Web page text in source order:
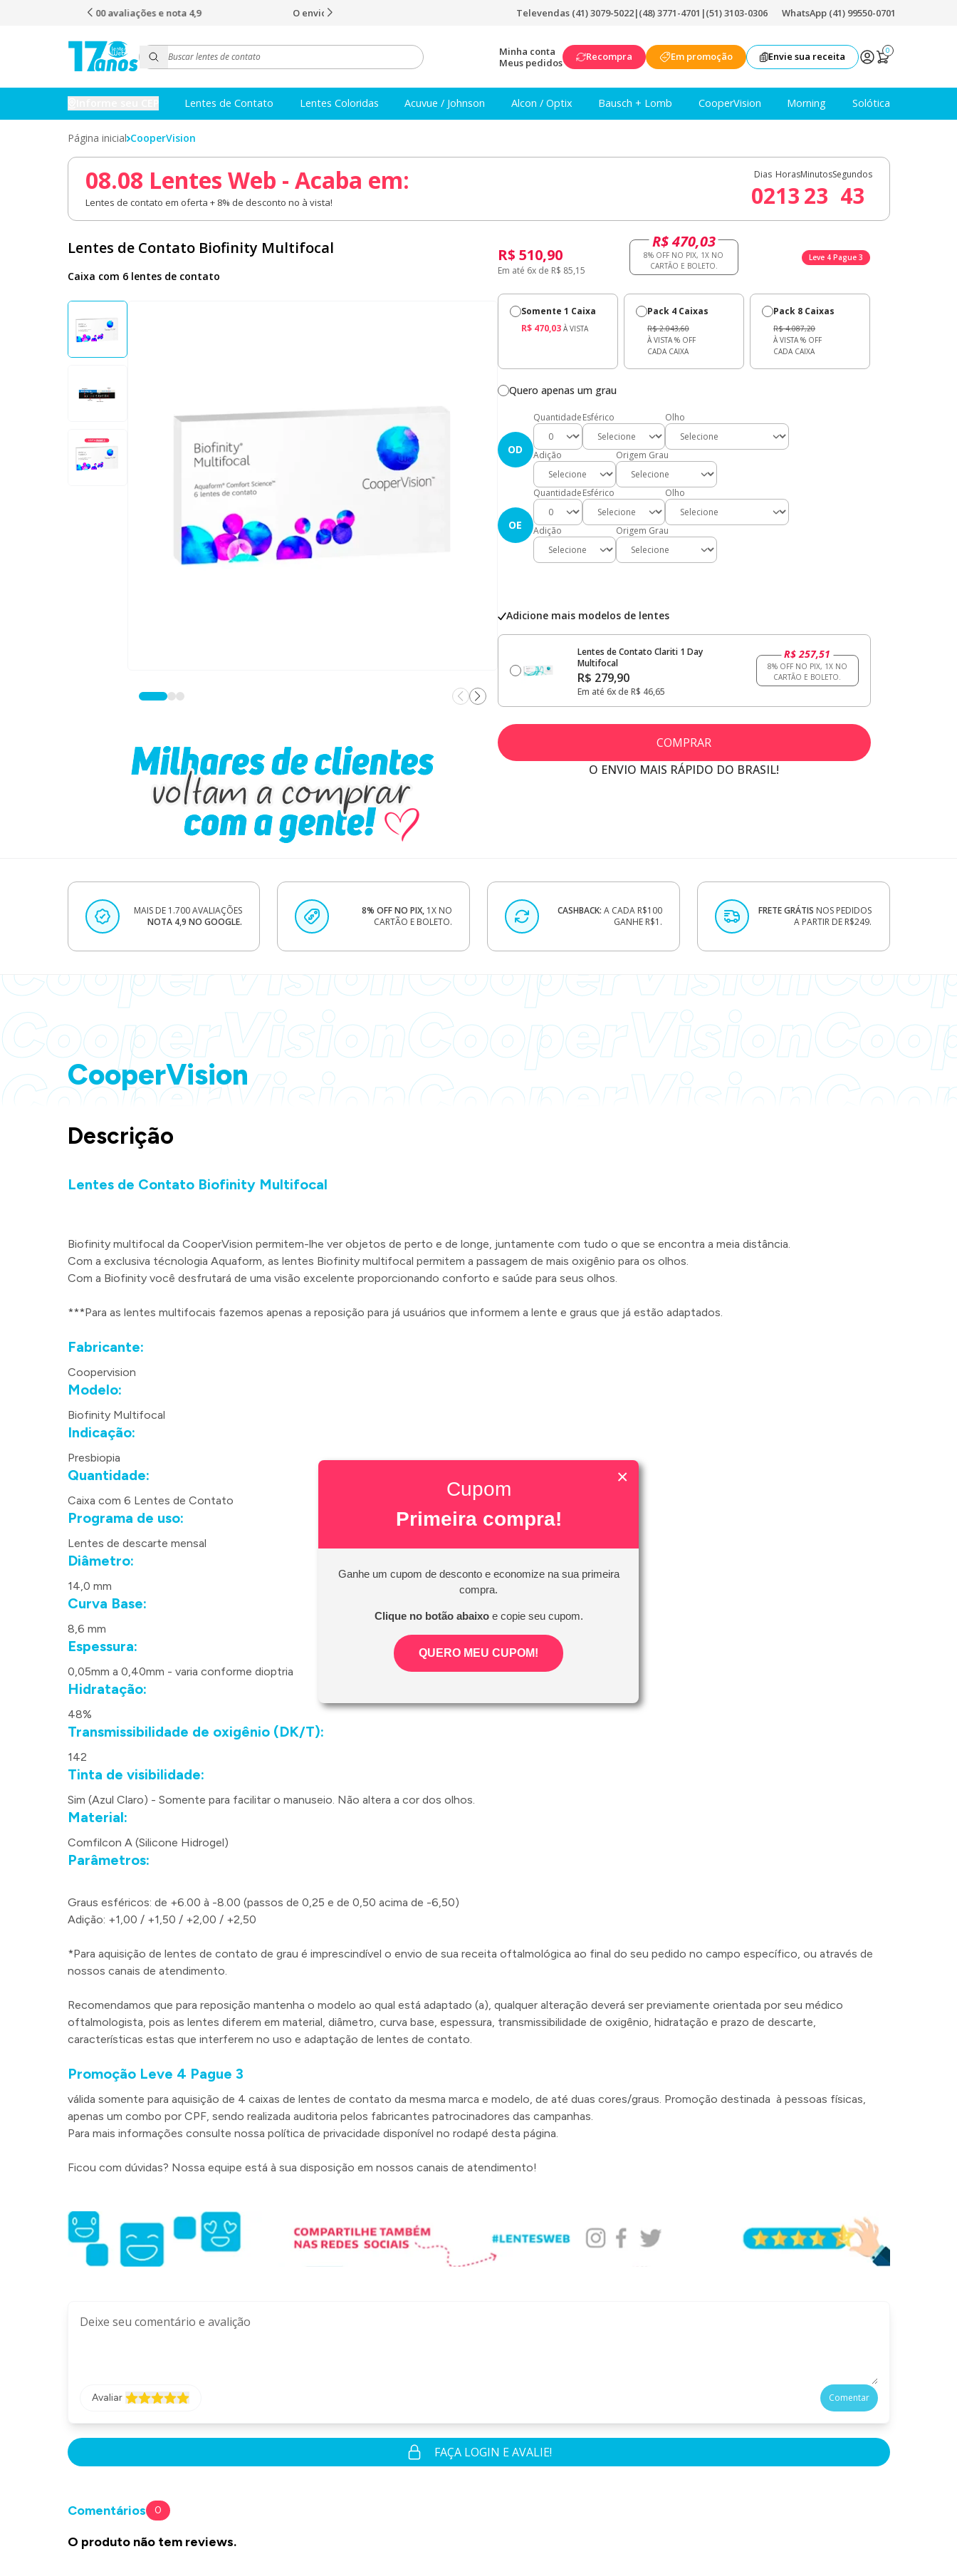
O envio mais rápido do Brasil Televendas (41) 3079-5022|(48) 3771-4701 |(51) 3103-0306 WhatsApp (41) 99550-0701
Minha conta
Meus pedidos
Recompra Em promoção Envie sua receita 0
Lentes de Contato Lentes Coloridas Acuvue / Johnson Alcon / Optix Bausch + Lomb CooperVision Morning Solótica
Página inicial CooperVision
08.08 Lentes Web - Acaba em:
Lentes de contato em oferta + 8% de desconto no à vista!
Dias
02
Horas
13
Minutos
23
Segundos
42
Lentes de Contato Biofinity Multifocal
Caixa com 6 lentes de contato
R$ 510,90
Em até 6x de R$ 85,15
R$ 470,03
Leve 4 Pague 3
Somente 1 Caixa
R$ 470,03 À VISTA
Pack 4 Caixas
R$ 2.043,60
À VISTA% OFF
CADA CAIXA
Pack 8 Caixas
R$ 4.087,20
À VISTA% OFF
CADA CAIXA
Quero apenas um grau
OD
QuantidadeEsférico Olho
Adição Origem Grau
OE
QuantidadeEsférico Olho
Adição Origem Grau
Adicione mais modelos de lentes
Lentes de Contato Clariti 1 Day
Multifocal
R$ 279,90
Em até 6x de R$ 46,65
R$ 257,51
COMPRAR
O ENVIO MAIS RÁPIDO DO BRASIL!
MAIS DE 1.700 AVALIAÇÕES
NOTA 4,9 NO GOOGLE.
8% OFF NO PIX, 1X NO
CARTÃO E BOLETO.
CASHBACK: A CADA R$100
GANHE R$1.
FRETE GRÁTIS NOS PEDIDOS
A PARTIR DE R$249.
CooperVisionCooperVision
CooperVisionCooperVision
CooperVisionCooperVision
CooperVision
Descrição
Lentes de Contato Biofinity Multifocal
Biofinity multifocal da CooperVision permitem-lhe ver objetos de perto e de longe, juntamente com tudo o que se encontra a meia distância.
Com a exclusiva técnologia Aquaform, as lentes Biofinity multifocal permitem a passagem de mais oxigênio para os olhos.
Com a Biofinity você desfrutará de uma visão excelente proporcionando conforto e saúde para seus olhos.
***Para as lentes multifocais fazemos apenas a reposição para já usuários que informem a lente e graus que já estão adaptados.
Fabricante:
Coopervision
Modelo:
Biofinity Multifocal
Indicação:
Presbiopia
Quantidade:
Caixa com 6 Lentes de Contato
Programa de uso:
Lentes de descarte mensal
Diâmetro:
14,0 mm
Curva Base:
8,6 mm
Espessura:
0,05mm a 0,40mm - varia conforme dioptria
Hidratação:
48%
Transmissibilidade de oxigênio (DK/T):
142
Tinta de visibilidade:
Sim (Azul Claro) - Somente para facilitar o manuseio. Não altera a cor dos olhos.
Material:
Comfilcon A (Silicone Hidrogel)
Parâmetros:
Graus esféricos: de +6.00 à -8.00 (passos de 0,25 e de 0,50 acima de -6,50)
Adição: +1,00 / +1,50 / +2,00 / +2,50
*Para aquisição de lentes de contato de grau é imprescindível o envio de sua receita oftalmológica ao final do seu pedido no campo específico, ou através de
nossos canais de atendimento.
Recomendamos que para reposição mantenha o modelo ao qual está adaptado (a), qualquer alteração deverá ser previamente orientada por seu médico
oftalmologista, pois as lentes diferem em material, diâmetro, curva base, espessura, transmissibilidade de oxigênio, hidratação e prazo de descarte,
características estas que interferem no uso e adaptação de lentes de contato.
Promoção Leve 4 Pague 3
válida somente para aquisição de 4 caixas de lentes de contato da mesma marca e modelo, de até duas cores/graus. Promoção destinada à pessoas físicas,
apenas um combo por CPF, sendo realizada auditoria pelos fabricantes patrocinadores das campanhas.
Para mais informações consulte nossa política de privacidade disponível no rodapé desta página.
Ficou com dúvidas? Nossa equipe está à sua disposição em nossos canais de atendimento!
Avaliar Comentar
FAÇA LOGIN E AVALIE!
Comentários 0
O produto não tem reviews.
×
Cupom
Primeira compra!
Ganhe um cupom de desconto e economize na sua primeira
compra.
Clique no botão abaixoe copie seu cupom.
QUERO MEU CUPOM!